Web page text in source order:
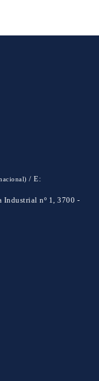
/E:
Industrial nº 1, 3700 -